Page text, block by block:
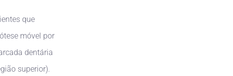
que
móvel por
dentária
superior).